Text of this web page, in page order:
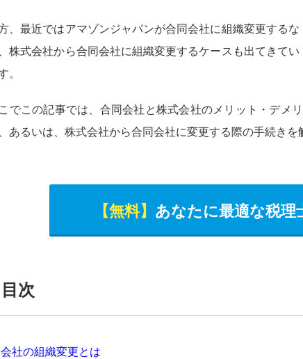
、最近ではアマゾンジャパンが合同会社に組織変更するな
株式会社から合同会社に組織変更するケースも出てきてい
。
でこの記事では、合同会社と株式会社のメリット・デメ
あるいは、株式会社から合同会社に変更する際の手続きを
【無料】 あなたに最適な税理
目次
会社の組織変更とは